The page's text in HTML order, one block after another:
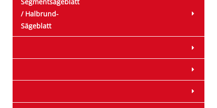
/ Halbrund-
Sägeblatt